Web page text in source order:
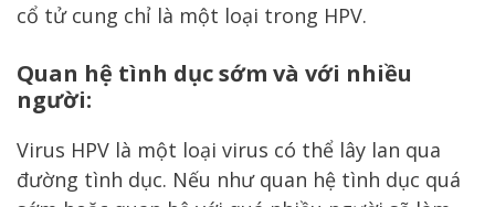
cổ tử cung chỉ là một loại trong HPV.
Quan hệ tình dục sớm và với nhiều
người:
Virus HPV là một loại virus có thể lây lan qua
đường tình dục. Nếu như quan hệ tình dục quá